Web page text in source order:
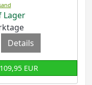
Lager
Details
EUR